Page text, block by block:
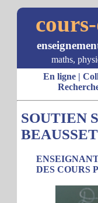
maths,
En ligne|
SOUTIEN
DES COURS